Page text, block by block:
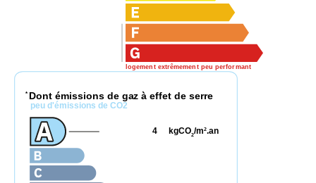
logement extrêmement peu performant
* Dont émissions de gaz à effet de serre
peu d'émissions de CO2
kgCO2/m2.an
4